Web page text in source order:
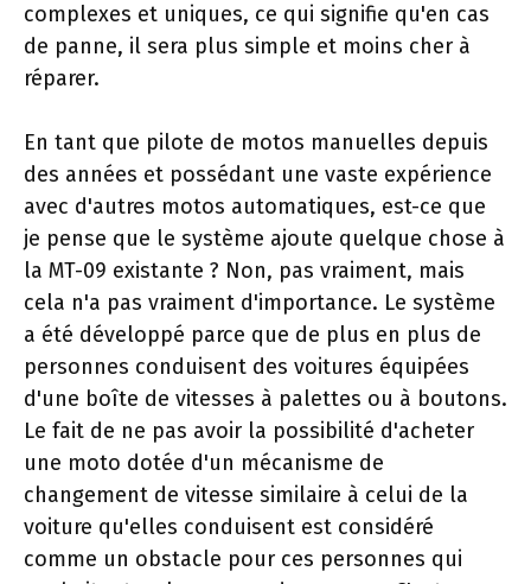
complexes et uniques, ce qui signifie qu'en cas
de panne, il sera plus simple et moins cher à
réparer.
En tant que pilote de motos manuelles depuis
des années et possédant une vaste expérience
avec d'autres motos automatiques, est-ce que
je pense que le système ajoute quelque chose à
la MT-09 existante ? Non, pas vraiment, mais
cela n'a pas vraiment d'importance. Le système
a été développé parce que de plus en plus de
personnes conduisent des voitures équipées
d'une boîte de vitesses à palettes ou à boutons.
Le fait de ne pas avoir la possibilité d'acheter
une moto dotée d'un mécanisme de
changement de vitesse similaire à celui de la
voiture qu'elles conduisent est considéré
comme un obstacle pour ces personnes qui